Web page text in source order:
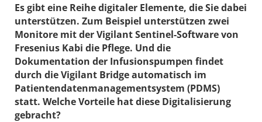
Es gibt eine Reihe digitaler Elemente, die Sie dabei
unterstützen. Zum Beispiel unterstützen zwei
Monitore mit der Vigilant Sentinel-Software von
Fresenius Kabi die Pflege. Und die
Dokumentation der Infusionspumpen findet
durch die Vigilant Bridge automatisch im
Patientendatenmanagementsystem (PDMS)
statt. Welche Vorteile hat diese Digitalisierung
gebracht?